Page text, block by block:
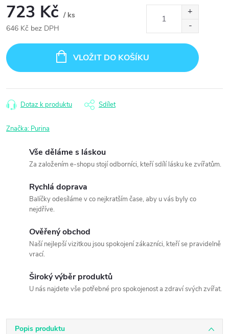
723 Kč / ks
646 Kč bez DPH
cena:
VLOŽIT DO KOŠÍKU
Dotaz k produktu Sdílet
Značka: Purina
Vše děláme s láskou
Za založením e-shopu stojí odborníci, kteří sdílí lásku ke zvířatům.
Rychlá doprava
Balíčky odesíláme v co nejkratším čase, aby u vás byly co
nejdříve.
Ověřený obchod
Naší nejlepší vizitkou jsou spokojení zákazníci, kteří se pravidelně
vrací.
Široký výběr produktů
U nás najdete vše potřebné pro spokojenost a zdraví svých zvířat.
Popis produktu